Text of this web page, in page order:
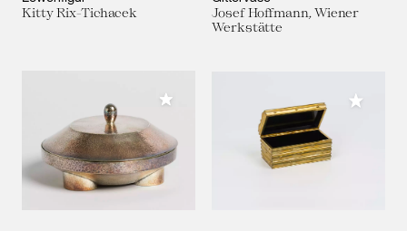
Kitty Rix-Tichacek
Josef Hoffmann, Wiener
Werkstätte
Meiner Sammlung hinzufügen Meiner